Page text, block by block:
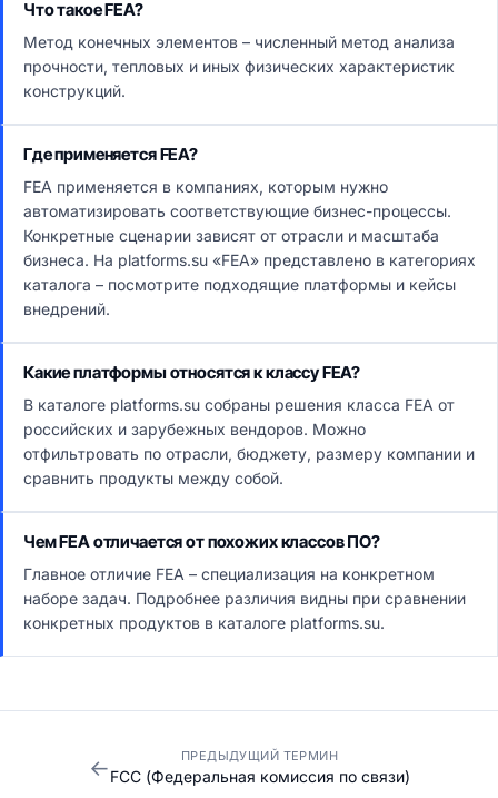
Что такое FEA?
Метод конечных элементов – численный метод анализа
прочности, тепловых и иных физических характеристик
конструкций.
Где применяется FEA?
FEA применяется в компаниях, которым нужно
автоматизировать соответствующие бизнес-процессы.
Конкретные сценарии зависят от отрасли и масштаба
бизнеса. На platforms.su «FEA» представлено в категориях
каталога – посмотрите подходящие платформы и кейсы
внедрений.
Какие платформы относятся к классу FEA?
В каталоге platforms.su собраны решения класса FEA от
российских и зарубежных вендоров. Можно
отфильтровать по отрасли, бюджету, размеру компании и
сравнить продукты между собой.
Чем FEA отличается от похожих классов ПО?
Главное отличие FEA – специализация на конкретном
наборе задач. Подробнее различия видны при сравнении
конкретных продуктов в каталоге platforms.su.
← ПРЕДЫДУЩИЙ ТЕРМИН
FCC (Федеральная комиссия по связи)